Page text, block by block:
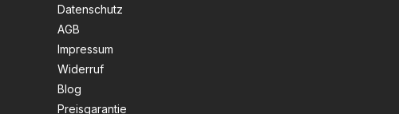
Datenschutz
AGB
Impressum
Widerruf
Blog
Preisgarantie